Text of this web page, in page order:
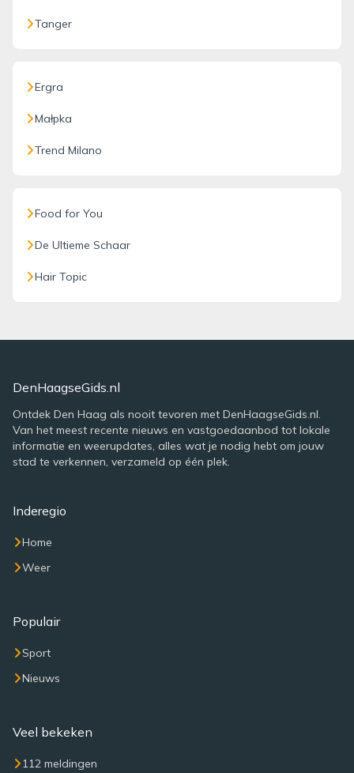
Tanger
Ergra
Małpka
Trend Milano
Food for You
De Ultieme Schaar
Hair Topic
DenHaagseGids.nl
Ontdek Den Haag als nooit tevoren met DenHaagseGids.nl.
Van het meest recente nieuws en vastgoedaanbod tot lokale
informatie en weerupdates, alles wat je nodig hebt om jouw
stad te verkennen, verzameld op één plek.
Inderegio
Home
Weer
Populair
Sport
Nieuws
Veel bekeken
112 meldingen